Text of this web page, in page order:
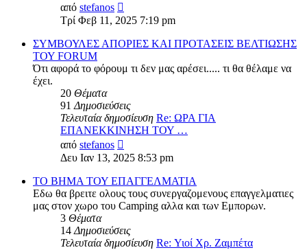
από stefanos
της
τελευταίας
δημοσίευσης
Τρί Φεβ 11, 2025 7:19 pm
ΣΥΜΒΟΥΛΕΣ ΑΠΟΡΙΕΣ ΚΑΙ ΠΡΟΤΑΣΕΙΣ ΒΕΛΤΙΩΣΗΣ
ΤΟΥ FORUM
Ότι αφορά το φόρουμ τι δεν μας αρέσει..... τι θα θέλαμε να
έχει.
20 Θέματα
91Δημοσιεύσεις
Τελευταία δημοσίευση Re: ΩΡΑ ΓΙΑ
ΕΠΑΝΕΚΚΙΝΗΣΗ ΤΟΥ …
από stefanos
της
τελευταίας
δημοσίευσης
Δευ Ιαν 13, 2025 8:53 pm
ΤΟ ΒΗΜΑ ΤΟΥ ΕΠΑΓΓΕΛΜΑΤΙΑ
Εδω θα βρειτε ολους τους συνεργαζομενους επαγγελματιες
μας στον χωρο του Camping αλλα και των Εμπορων.
3 Θέματα
14Δημοσιεύσεις
Τελευταία δημοσίευση Re: Υιοί Χρ. Ζαμπέτα